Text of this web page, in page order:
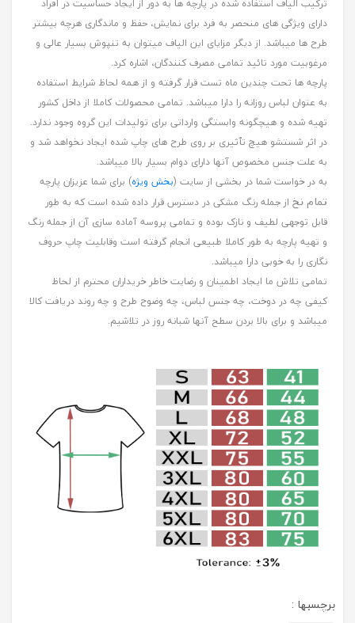
ترکیب الیاف استفاده شده در پارچه ها به دور از ایجاد حساسیت در افراد
دارای ویژگی های منحصر به فرد برای نمایش، حفظ و ماندگاری هرچه بیشتر
طرح ها میباشد. از دیگر مزایای این الیاف میتوان به تنپوش بسیار عالی و
مرغوبیت مورد تائید تمامی مصرف کنندگان، اشاره کرد.
پارچه ها تحت چندین ماه تست قرار گرفته و از همه لحاظ شرایط استفاده
به عنوان لباس روزانه را دارا میباشد. تمامی محصولات کاملا از داخل کشور
تهیه شده و هیچگونه وابستگی وارداتی برای تولیدات این گروه وجود ندارد.
در اثر شستشو هیچ تٱثیری بر روی طرح های چاپ شده ایجاد نخواهد شد و
به علت جنس مخصوص آنها دارای دوام بسیار بالا میباشد.
به در خواست شما در بخشی از سایت (بخش ویژه) برای شما عزیزان پارچه
تمام نخ از جمله رنگ مشکی در دسترس قرار داده شده است که به طور
قابل توجهی لطیف و نازک بوده و تمامی پروسه آماده سازی آن از جمله رنگ
و تهیه پارچه به طور کاملا طبیعی انجام گرفته است وقابلیت چاپ حروف
نگاری را به خوبی دارا میباشد.
تمامی تلاش ما ایجاد اطمینان و رضایت خاطر خریداران محترم از لحاظ
کیفی چه در دوخت، چه جنس لباس، چه وضوح طرح و چه روند دریافت کالا
میباشد و برای بالا بردن سطح آنها شبانه روز در تلاشیم.
برچسبها :